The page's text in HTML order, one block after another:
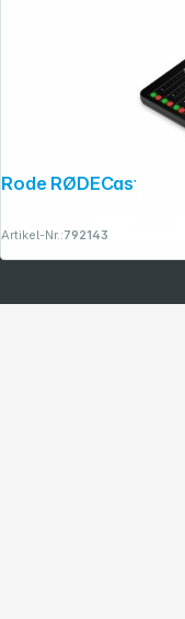
Artikel-Nr.:792143